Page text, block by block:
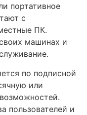
портативное
с
ПК.
машинах и
по подписной
или
пользователей и